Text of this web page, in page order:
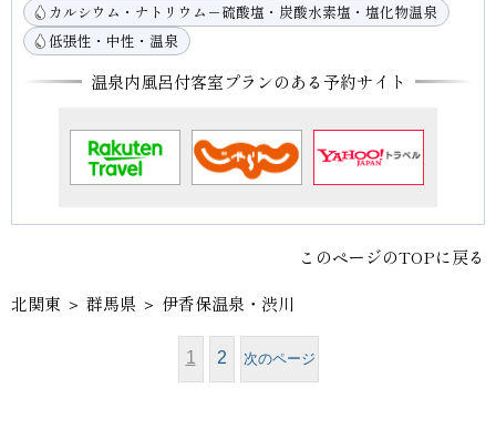
カルシウム・ナトリウム－硫酸塩・炭酸水素塩・塩化物温泉
低張性・中性・温泉
温泉内風呂付客室プランのある予約サイト
このページのTOPに戻る
北関東 ＞ 群馬県 ＞ 伊香保温泉・渋川
1 2 次のページ